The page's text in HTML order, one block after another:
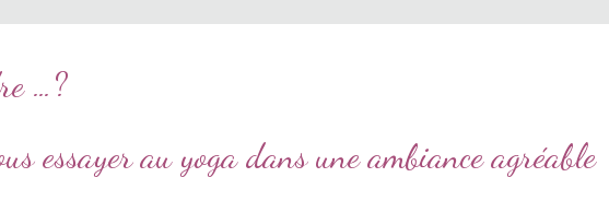
…?
essayer au yoga dans une ambiance agréable